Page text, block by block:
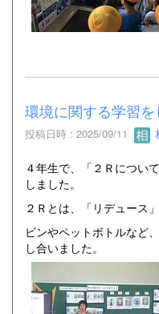
環境に関する学習を
投稿日時 : 2025/09/11
４年生で、「２Ｒについ
しました。
２Ｒとは、「リデュース
ビンやペットボトルなど
し合いました。